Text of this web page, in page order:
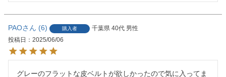
PAO 6 購入者 千葉県 40代 男性
投稿日
2025/06/06
グレーのフラットな皮ベルトが欲しかったので気に入ってま